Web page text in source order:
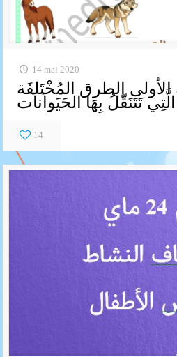
14 mai 2020
الأولى الطرق المُخْتَلفَة
الَّتِي تَتَنَقّلُ بِهَا الحَيَواَناَت
14